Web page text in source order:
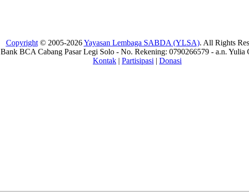
Copyright© 2005-2026Yayasan Lembaga SABDA (YLSA). All Rights
Bank BCA Cabang Pasar Legi Solo - No. Rekening: 0790266579 - a.n. Yulia
Kontak | Partisipasi | Donasi